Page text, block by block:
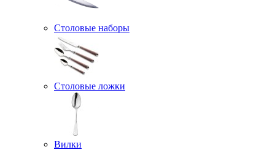
Столовые наборы
Столовые ложки
Вилки